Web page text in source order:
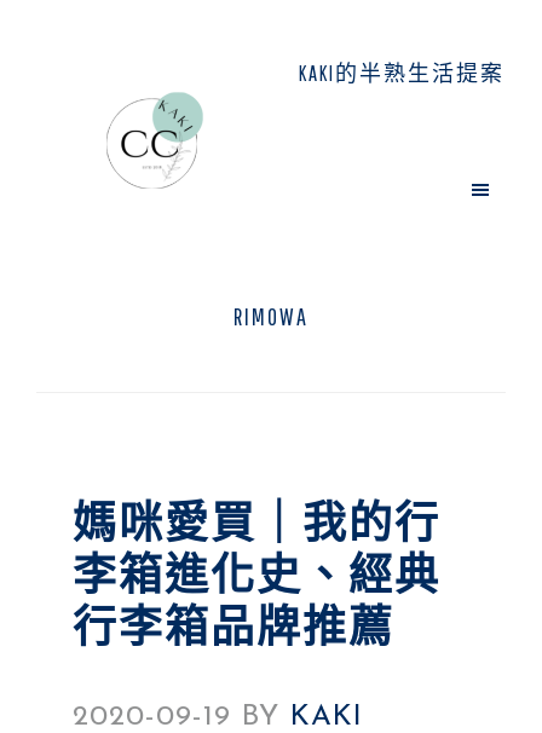
KAKI的半熟生活提案
RIMOWA
媽咪愛買｜我的行
李箱進化史、經典
行李箱品牌推薦
2020-09-19 BY KAKI